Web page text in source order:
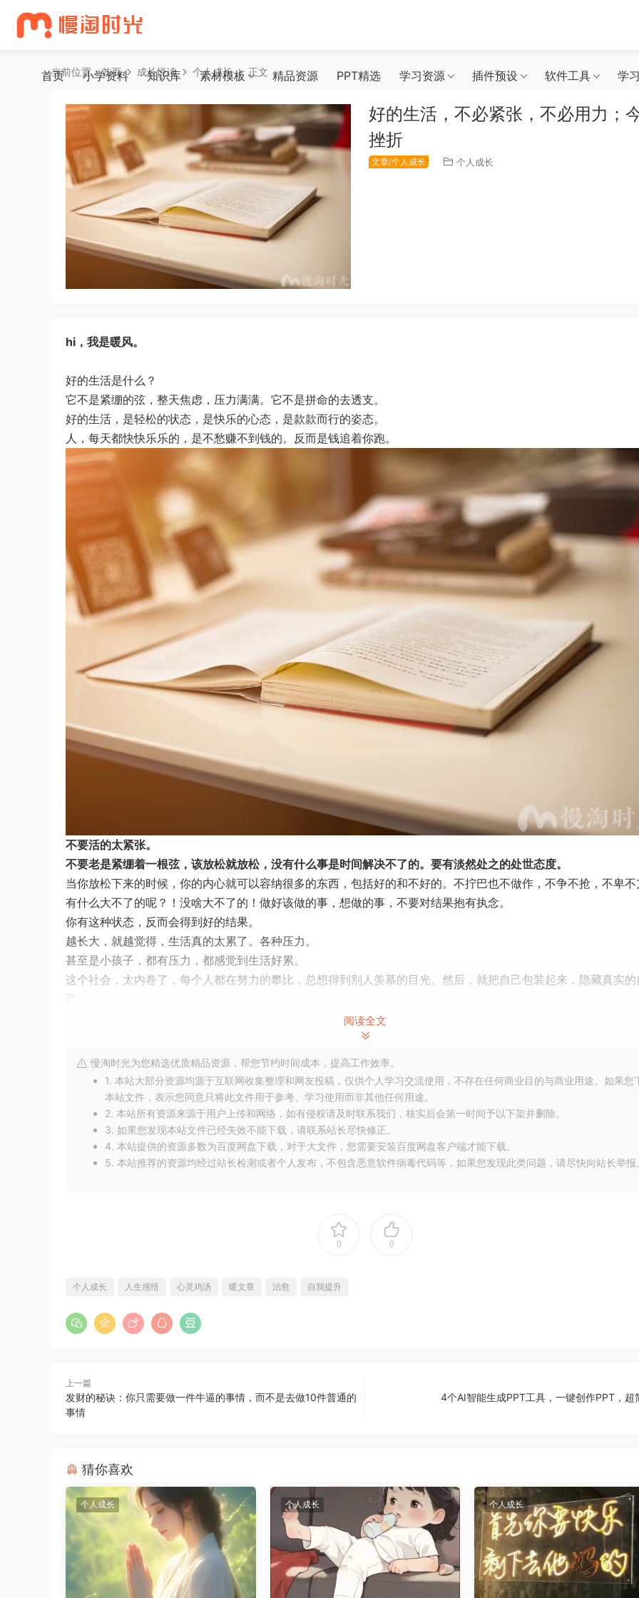
首页 小学资料 知识库 素材模板 精品资源 PPT精选 学习资源 插件预设 软件工具 学
当前位置：首页 成长悦读 个人成长 正文
好的生活，不必紧张，不必用力；
挫折
文章/个人成长 个人成长
hi，我是暖风。
好的生活是什么？
它不是紧绷的弦，整天焦虑，压力满满。它不是拼命的去透支。
好的生活，是轻松的状态，是快乐的心态，是款款而行的姿态。
人，每天都快快乐乐的，是不愁赚不到钱的。反而是钱追着你跑。
不要活的太紧张。
不要老是紧绷着一根弦，该放松就放松，没有什么事是时间解决不了的。要有淡然处之的处世态度。
当你放松下来的时候，你的内心就可以容纳很多的东西，包括好的和不好的。不拧巴也不做作，不争不抢，不卑不
有什么大不了的呢？！没啥大不了的！做好该做的事，想做的事，不要对结果抱有执念。
你有这种状态，反而会得到好的结果。
越长大，就越觉得，生活真的太累了。各种压力。
甚至是小孩子，都有压力，都感觉到生活好累。
这个社会，太内卷了，每个人都在努力的攀比，总想得到别人羡慕的目光。然后，就把自己包装起来，隐藏真实的
己。
我们的一生，最重要的功课就是学会接受自己。
从内心认可自己，懂得和不完美和解，你活的才能轻松，不会那么累。
不要活的太用力。
努力和用力，是两个词，努力的活，和用力的活，是不一样的。
凡事顺其自然，尽力而为就好了。事事能做到适度，我们的生活才能从容。
而你要是太用力了，反而是事与愿违。而且，太用力的活，会消耗我们很多的能量。
人生是一场马拉松，慢慢跑就可以了，你前一段跑得太快，后面就没劲跑了，你说是吧。
不是有这样一句话吗：“适可而止的贪婪叫努力，适可而止的欲望叫梦想。”
]，让爱和好运都流向你。（文章首发来源：工号-浅语人生）
阅读全文
慢淘时光为您精选优质精品资源，帮您节约时间成本，提高工作效率。
1. 本站大部分资源均源于互联网收集整理和网友投稿，仅供个人学习交流使用，不存在任何商业目的与商业用途。如果您
本站文件，表示您同意只将此文件用于参考、学习使用而非其他任何用途。
2. 本站所有资源来源于用户上传和网络，如有侵权请及时联系我们，核实后会第一时间予以下架并删除。
3. 如果您发现本站文件已经失效不能下载，请联系站长尽快修正。
4. 本站提供的资源多数为百度网盘下载，对于大文件，您需要安装百度网盘客户端才能下载。
5. 本站推荐的资源均经过站长检测或者个人发布，不包含恶意软件病毒代码等，如果您发现此类问题，请尽快向站长举报
0 0
个人成长 人生感悟 心灵鸡汤 暖文章 治愈 自我提升
上一篇
发财的秘诀：你只需要做一件牛逼的事情，而不是去做10件普通的
事情
4个AI智能生成PPT工具，一键创作PPT，超
猜你喜欢
个人成长 个人成长 个人成长